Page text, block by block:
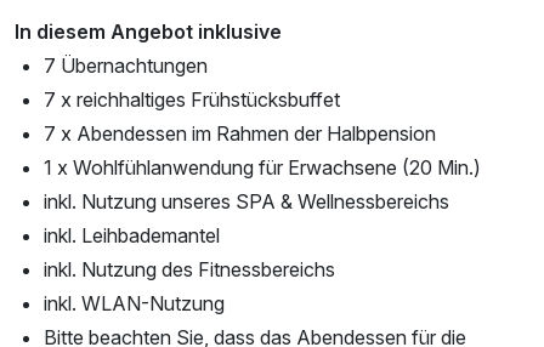
In diesem Angebot inklusive
7 Übernachtungen
7 x reichhaltiges Frühstücksbuffet
7 x Abendessen im Rahmen der Halbpension
1 x Wohlfühlanwendung für Erwachsene (20 Min.)
inkl. Nutzung unseres SPA & Wellnessbereichs
inkl. Leihbademantel
inkl. Nutzung des Fitnessbereichs
inkl. WLAN-Nutzung
Bitte beachten Sie, dass das Abendessen für die